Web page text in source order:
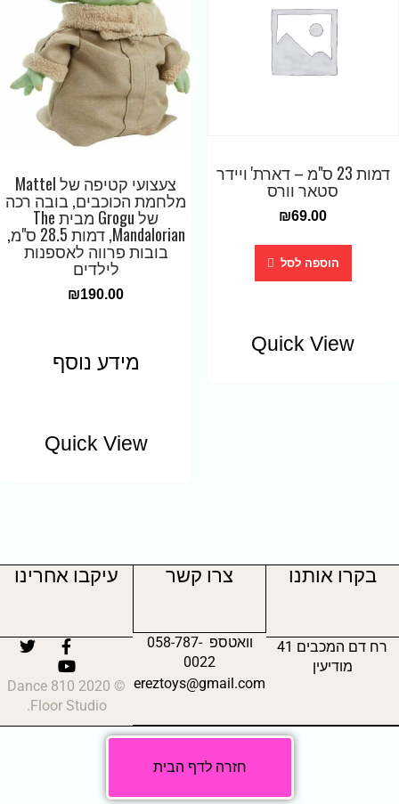
דמות 23 ס"מ – דארת' ויידר
סטאר וורס
₪69.00
הוספה לסל
Quick View
צעצועי קטיפה של Mattel
מלחמת הכוכבים, בובה רכה
של Grogu מבית The
Mandalorian, דמות 28.5 ס"מ,
בובות פרווה לאספנות
לילדים
₪190.00
מידע נוסף
Quick View
בקרו אותנו
רח דם המכבים 41
מודיעין
צרו קשר
וואטספ 058-787-
0022
ereztoys@gmail.com
עיקבו אחרינו
© 2020 810 Dance
Floor Studio.
חזרה לדף הבית